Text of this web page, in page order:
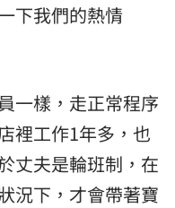
下我們的熱情
一樣，走正常程序
裡工作1年多，也
丈夫是輪班制，在
況下，才會帶著寶